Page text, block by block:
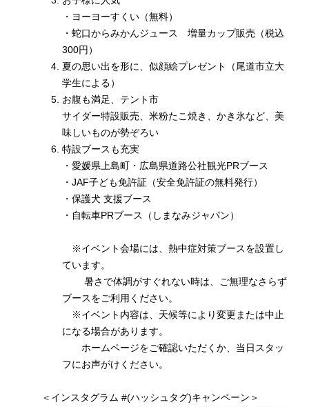
・ヨーヨーすくい（無料）
・蛇口からみかんジュース 増量カップ販売（税込
300円）
夏の思い出を形に、似顔絵プレゼント（尾道市立大
学生による）
お腹も満足、テント市
サイダー特設販売、米粉たこ焼き、かき氷など、美
味しいものが勢ぞろい
特設ブースも充実
・愛媛県上島町・広島県道路公社観光PRブース
・JAF子ども免許証（安全免許証の無料発行）
・保護犬 支援ブース
・自転車PRブース（しまなみジャパン）
※イベント会場には、熱中症対策ブースを設置し
ています。
暑さで体調がすぐれない時は、ご無理なさらず
ブースをご利用ください。
※イベント内容は、天候等により変更または中止
になる場合があります。
ホームページをご確認いただくか、当日スタッ
フにお声がけください。
＜インスタグラム #(ハッシュタグ)キャンペーン＞